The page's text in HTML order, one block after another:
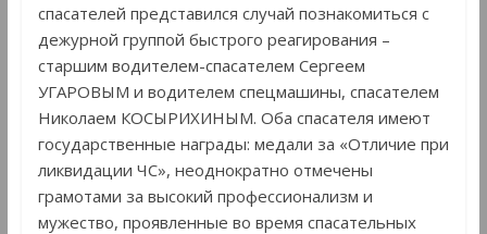
спасателей представился случай познакомиться с
дежурной группой быстрого реагирования –
старшим водителем-спасателем Сергеем
УГАРОВЫМ и водителем спецмашины, спасателем
Николаем КОСЫРИХИНЫМ. Оба спасателя имеют
государственные награды: медали за «Отличие при
ликвидации ЧС», неоднократно отмечены
грамотами за высокий профессионализм и
мужество, проявленные во время спасательных